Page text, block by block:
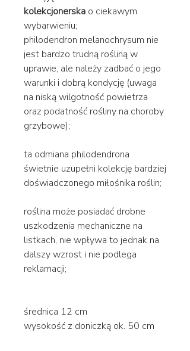
kolekcjonerska o ciekawym
wybarwieniu;
philodendron melanochrysum nie
jest bardzo trudną rośliną w
uprawie, ale należy zadbać o jego
warunki i dobrą kondycję (uwaga
na niską wilgotność powietrza
oraz podatność rośliny na choroby
grzybowe);
ta odmiana philodendrona
świetnie uzupełni kolekcję bardziej
doświadczonego miłośnika roślin;
roślina może posiadać drobne
uszkodzenia mechaniczne na
listkach, nie wpływa to jednak na
dalszy wzrost i nie podlega
reklamacji;
średnica 12 cm
wysokość z doniczką ok. 50 cm